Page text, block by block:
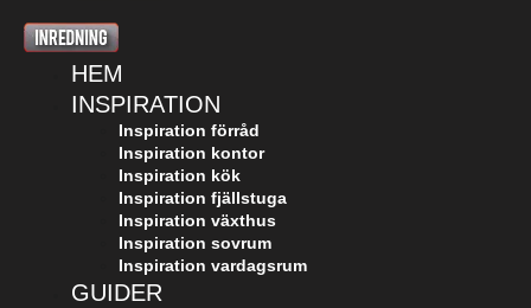
HEM
INSPIRATION
Inspiration förråd
Inspiration kontor
Inspiration kök
Inspiration fjällstuga
Inspiration växthus
Inspiration sovrum
Inspiration vardagsrum
GUIDER